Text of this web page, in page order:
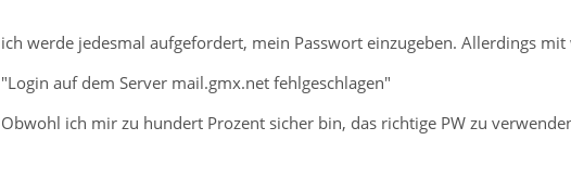
ich werde jedesmal aufgefordert, mein Passwort einzugeben. Allerdings
"Login auf dem Server mail.gmx.net fehlgeschlagen"
Obwohl ich mir zu hundert Prozent sicher bin, das richtige PW zu